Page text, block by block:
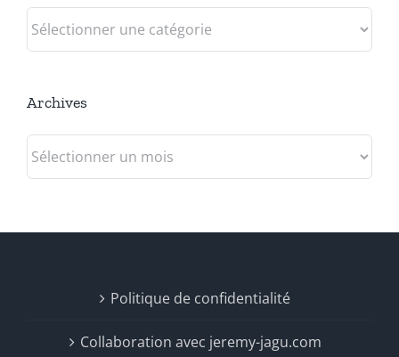
Catégories
Archives
Archives
Politique de confidentialité
Collaboration avec jeremy-jagu.com